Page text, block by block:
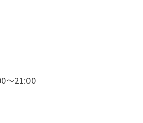
～21:00